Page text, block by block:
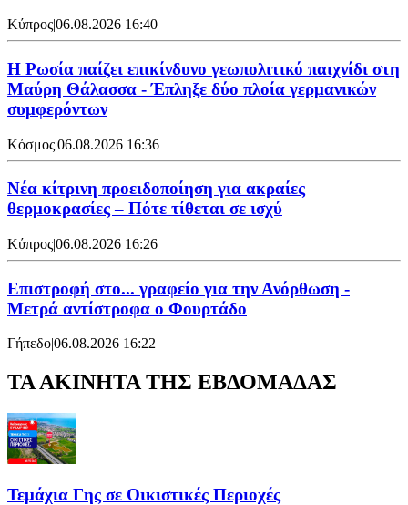
Κύπρος|06.08.2026 16:40
Η Ρωσία παίζει επικίνδυνο γεωπολιτικό παιχνίδι στη
Μαύρη Θάλασσα - Έπληξε δύο πλοία γερμανικών
συμφερόντων
Κόσμος|06.08.2026 16:36
Νέα κίτρινη προειδοποίηση για ακραίες
θερμοκρασίες – Πότε τίθεται σε ισχύ
Κύπρος|06.08.2026 16:26
Επιστροφή στο... γραφείο για την Ανόρθωση -
Μετρά αντίστροφα ο Φουρτάδο
Γήπεδο|06.08.2026 16:22
ΤΑ ΑΚΙΝΗΤΑ ΤΗΣ ΕΒΔΟΜΑΔΑΣ
Τεμάχια Γης σε Οικιστικές Περιοχές